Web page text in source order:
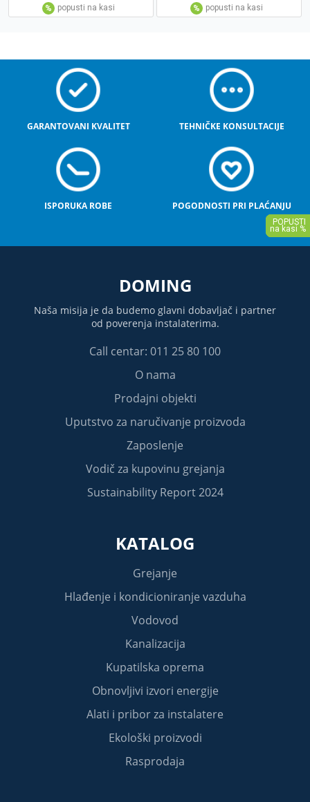
GARANTOVANI KVALITET TEHNIČKE KONSULTACIJE
ISPORUKA ROBE POGODNOSTI PRI PLAĆANJU
DOMING
Naša misija je da budemo glavni dobavljač i partner
od poverenja instalaterima.
Call centar: 011 25 80 100
O nama
Prodajni objekti
Uputstvo za naručivanje proizvoda
Zaposlenje
Vodič za kupovinu grejanja
Sustainability Report 2024
KATALOG
Grejanje
Hlađenje i kondicioniranje vazduha
Vodovod
Kanalizacija
Kupatilska oprema
Obnovljivi izvori energije
Alati i pribor za instalatere
Ekološki proizvodi
Rasprodaja